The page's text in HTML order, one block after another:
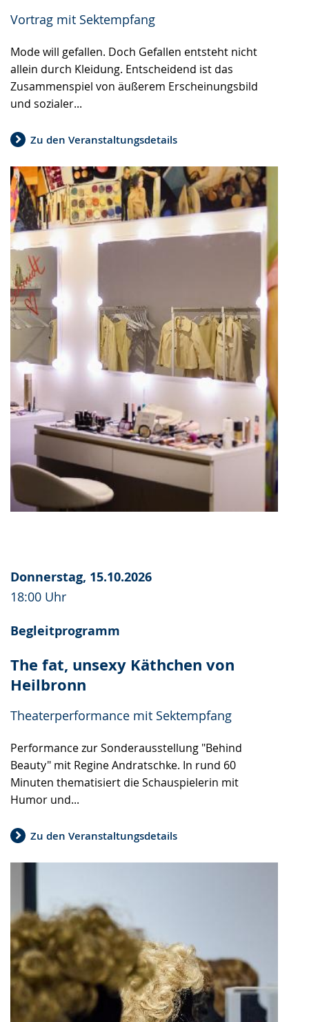
Vortrag mit Sektempfang
Mode will gefallen. Doch Gefallen entsteht nicht
allein durch Kleidung. Entscheidend ist das
Zusammenspiel von äußerem Erscheinungsbild
und sozialer...
Zu den Veranstaltungsdetails
Donnerstag, 15.10.2026
18:00 Uhr
Begleitprogramm
The fat, unsexy Käthchen von
Heilbronn
Theaterperformance mit Sektempfang
Performance zur Sonderausstellung "Behind
Beauty" mit Regine Andratschke. In rund 60
Minuten thematisiert die Schauspielerin mit
Humor und...
Zu den Veranstaltungsdetails